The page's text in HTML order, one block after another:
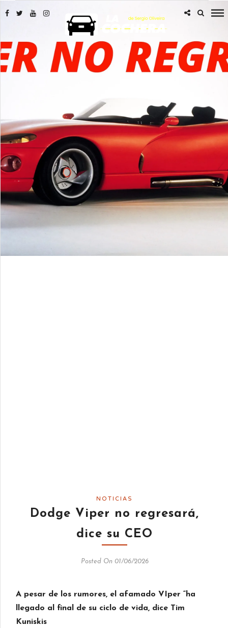
NOTICIAS
Dodge Viper no regresará,
dice su CEO
Posted On 01/06/2026
A pesar de los rumores, el afamado VIper “ha
llegado al final de su ciclo de vida, dice Tim
Kuniskis